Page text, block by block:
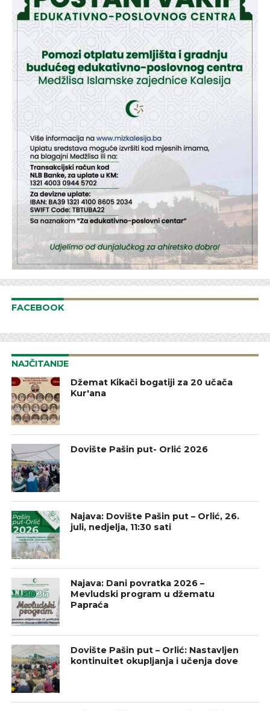
FACEBOOK
NAJČITANIJE
Džemat Kikači bogatiji za 20 učača
Kur'ana
Dovište Pašin put- Orlić 2026
Najava: Dovište Pašin put – Orlić, 26.
juli, nedjelja, 11:30 sati
Najava: Dani povratka 2026 –
Mevludski program u džematu
Papraća
Dovište Pašin put – Orlić: Nastavljen
kontinuitet okupljanja i učenja dove